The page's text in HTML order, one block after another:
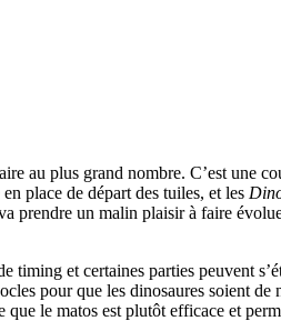
au plus grand nombre. C’est une
place de départ des tuiles, et les
prendre un malin plaisir à faire
timing et certaines parties peuvent
pour que les dinosaures soient de
le matos est plutôt efficace et